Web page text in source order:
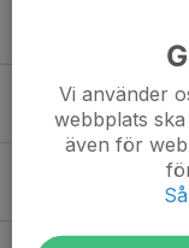
TOK
Dags att
17 sep 2023
Veteran-
7 maj 2023
Vi använder
webbplats
även för